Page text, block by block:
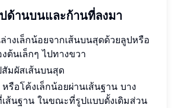
ด้านบนและก้านที่ลงมา
างเล็กน้อยจากเส้นบนสุดด้วยลูปหรือ
งต้นเล็กๆ ไปทางขวา
มผัสเส้นบนสุด
รือโค้งเล็กน้อยผ่านเส้นฐาน บาง
ส้นฐาน ในขณะที่รูปแบบดั้งเดิมส่วน